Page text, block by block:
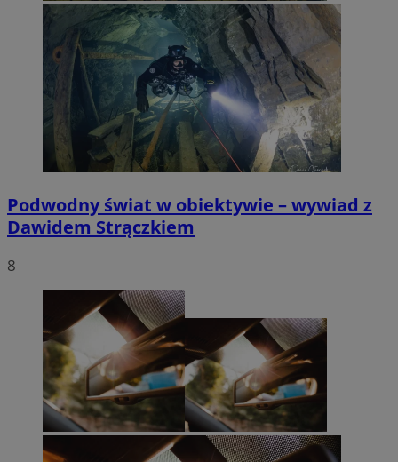
Podwodny świat w obiektywie – wywiad z
Dawidem Strączkiem
8